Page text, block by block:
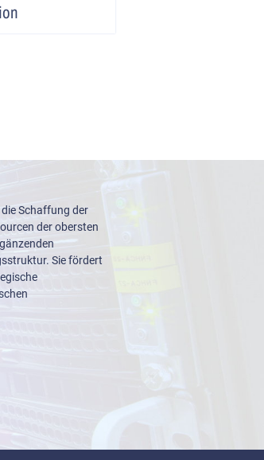
Schaffung der
der obersten
Sie fördert